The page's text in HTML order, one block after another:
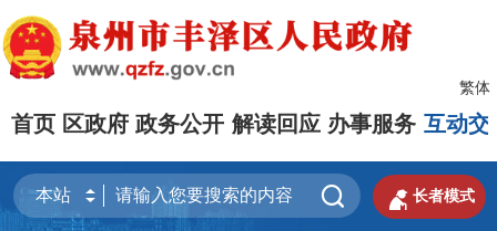
繁体
首页 区政府 政务公开 解读回应 办事服务 互动交
  长者模式